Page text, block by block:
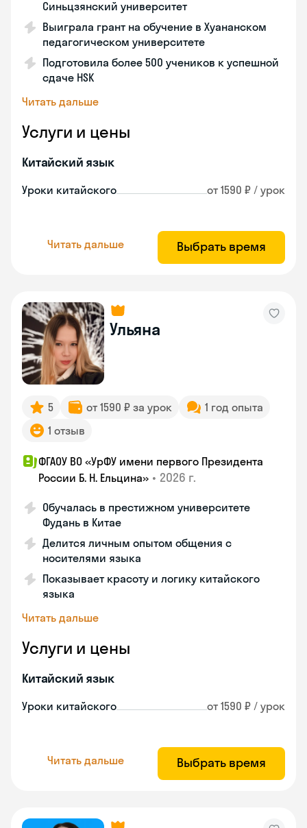
Синьцзянский университет
Выиграла грант на обучение в Хуананском
педагогическом университете
Подготовила более 500 учеников к успешной
сдаче HSK
Читать дальше
Услуги и цены
Китайский язык
Уроки китайского от 1590 ₽ / урок
Читать дальше Выбрать время
Ульяна
5 от 1590 ₽ за урок
1 год опыта
1 отзыв
ФГАОУ ВО «УрФУ имени первого Президента
России Б. Н. Ельцина» • 2026 г.
Обучалась в престижном университете
Фудань в Китае
Делится личным опытом общения с
носителями языка
Показывает красоту и логику китайского
языка
Читать дальше
Услуги и цены
Китайский язык
Уроки китайского от 1590 ₽ / урок
Читать дальше Выбрать время